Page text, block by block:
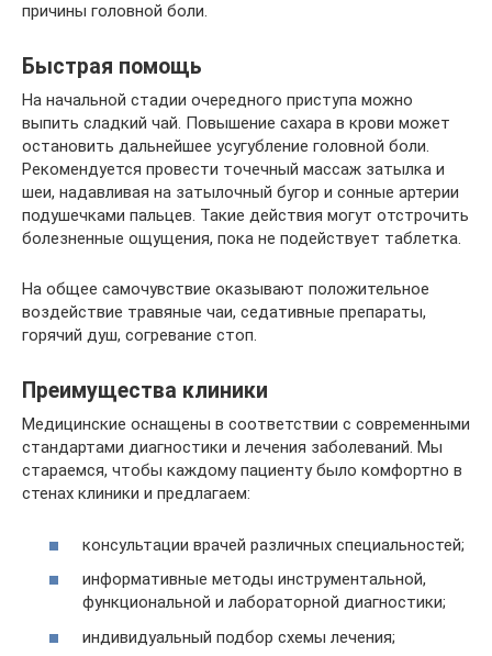
причины головной боли.
Быстрая помощь
На начальной стадии очередного приступа можно
выпить сладкий чай. Повышение сахара в крови может
остановить дальнейшее усугубление головной боли.
Рекомендуется провести точечный массаж затылка и
шеи, надавливая на затылочный бугор и сонные артерии
подушечками пальцев. Такие действия могут отстрочить
болезненные ощущения, пока не подействует таблетка.
На общее самочувствие оказывают положительное
воздействие травяные чаи, седативные препараты,
горячий душ, согревание стоп.
Преимущества клиники
Медицинские оснащены в соответствии с современными
стандартами диагностики и лечения заболеваний. Мы
стараемся, чтобы каждому пациенту было комфортно в
стенах клиники и предлагаем:
консультации врачей различных специальностей;
информативные методы инструментальной,
функциональной и лабораторной диагностики;
индивидуальный подбор схемы лечения;